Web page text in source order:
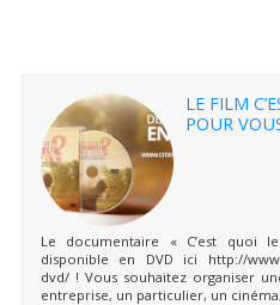
LE FILM
POUR
Le documentaire « C’est quoi
disponible en DVD ici http://
dvd/ ! Vous souhaitez organiser
entreprise, un particulier, un